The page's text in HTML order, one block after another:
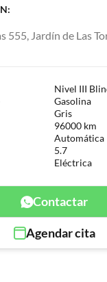
555, Jardín de Las
Nivel III
Gasolina
Gris
96000 km
Automática
5.7
Eléctrica
Contactar
Agendar cita